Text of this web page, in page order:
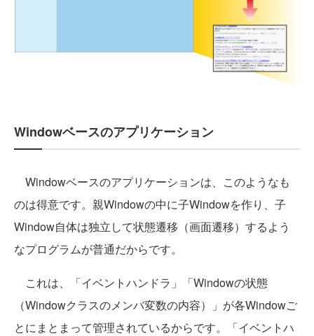
Windowベースのアプリケーション
Windowベースのアプリケーションは、このようなも
のは得意です。親Windowの中に子Windowを作り、子
Window自体は独立して状態遷移（画面遷移）するよう
なプログラムが普通だからです。
これは、「イベントハンドラ」「Windowの状態
（Windowクラスのメンバ変数の内容）」が各Windowご
とにまとまって管理されているからです。「イベントハ